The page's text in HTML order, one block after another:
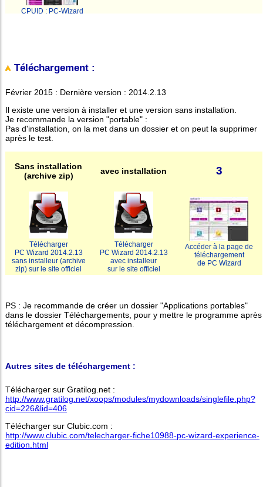
CPUID : PC-Wizard
Téléchargement :
Février 2015 : Dernière version : 2014.2.13
Il existe une version à installer et une version sans installation.
Je recommande la version "portable" :
Pas d'installation, on la met dans un dossier et on peut la supprimer
après le test.
Sans installation
(archive zip)
avec installation 3
Télécharger
PC Wizard 2014.2.13
sans installeur (archive
zip) sur le site officiel
Télécharger
PC Wizard 2014.2.13
avec installeur
sur le site officiel
Accéder à la page de
téléchargement
de PC Wizard
PS : Je recommande de créer un dossier "Applications portables"
dans le dossier Téléchargements, pour y mettre le programme après
téléchargement et décompression.
Autres sites de téléchargement :
Télécharger sur Gratilog.net :
http://www.gratilog.net/xoops/modules/mydownloads/singlefile.php?
cid=226&lid=406
Télécharger sur Clubic.com :
http://www.clubic.com/telecharger-fiche10988-pc-wizard-experience-
edition.html